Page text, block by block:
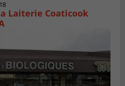
Laiterie Coaticook